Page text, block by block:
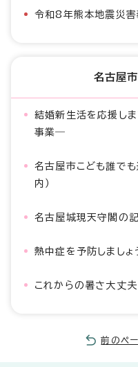
令和8年熊本地震災害
名古屋
結婚新生活を応援し
事業―
名古屋市こども誰で
内）
名古屋城現天守閣の
熱中症を予防しましょ
これからの暑さ大丈
前のペ